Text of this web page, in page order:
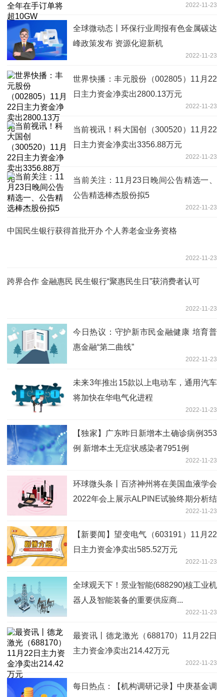
2022-11-23
全球微动态丨环保行业周报有色金属碳达
峰政策发布 资源化迎新机
2022-11-23
世界快播：丰元股份（002805）11月22
日主力资金净卖出2800.13万元
2022-11-23
当前视讯！科大国创（300520）11月22
日主力资金净卖出3356.88万元
2022-11-23
当前关注：11月23日晚间公告精选一、
公告精选棒杰股份拟5
2022-11-23
中国民生银行获得首批开办 个人养老金业务资格
2022-11-23
跨界合作 金融惠民 民生银行“聚惠民生日”获消费者认可
2022-11-23
今日热议：守护新市民金融健康 培育普
惠金融“第二曲线”
2022-11-23
未来3年推出15款以上电动车，通用汽车
将加快在华电气化进程
2022-11-23
【独家】广东昨日新增本土确诊病例353
例 新增本土无症状感染者7951例
2022-11-23
环球微头条丨百济神州将在美国血液学会
2022年会上展示ALPINE试验终期分析结
2022-11-23
【新要闻】望变电气（603191）11月22
日主力资金净卖出585.52万元
2022-11-23
全球观天下！景业智能(688290)核工业机
器人及智能装备的重要供应商...
2022-11-23
最资讯丨德龙激光（688170）11月22日
主力资金净卖出214.42万元
2022-11-23
每日热点：【机构调研记录】中庚基金调